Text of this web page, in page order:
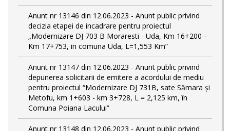
Anunt nr 13146 din 12.06.2023 - Anunt public privind
decizia etapei de incadrare pentru proiectul
„Modernizare DJ 703 B Moraresti - Uda, Km 16+200 -
Km 17+753, in comuna Uda, L=1,553 Km”
Anunt nr 13147 din 12.06.2023 - Anunt public privind
depunerea solicitarii de emitere a acordului de mediu
pentru proiectul “Modernizare DJ 731B, sate Sămara și
Metofu, km 1+603 - km 3+728, L = 2,125 km, în
Comuna Poiana Lacului”
Anunt nr 13148 din 12.06.2023 - Anunt public privind